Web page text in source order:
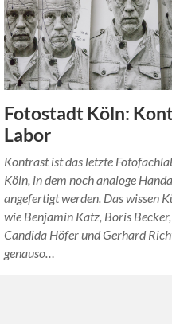
Fotostadt Köln:
Labor
Kontrast ist das letzte
Köln, in dem noch analoge
angefertigt werden. Das wissen
wie Benjamin Katz, Boris Becker,
Candida Höfer und Gerhard
genauso…